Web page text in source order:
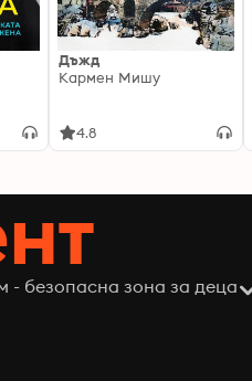
Дъжд
Кармен Мишу
4.8
- безопасна зона за деца